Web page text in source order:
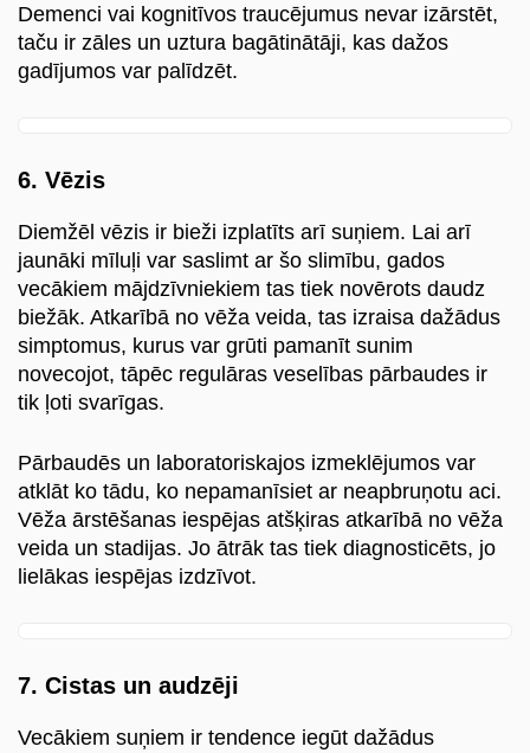
Demenci vai kognitīvos traucējumus nevar izārstēt,
taču ir zāles un uztura bagātinātāji, kas dažos
gadījumos var palīdzēt.
6. Vēzis
Diemžēl vēzis ir bieži izplatīts arī suņiem. Lai arī
jaunāki mīluļi var saslimt ar šo slimību, gados
vecākiem mājdzīvniekiem tas tiek novērots daudz
biežāk. Atkarībā no vēža veida, tas izraisa dažādus
simptomus, kurus var grūti pamanīt sunim
novecojot, tāpēc regulāras veselības pārbaudes ir
tik ļoti svarīgas.
Pārbaudēs un laboratoriskajos izmeklējumos var
atklāt ko tādu, ko nepamanīsiet ar neapbruņotu aci.
Vēža ārstēšanas iespējas atšķiras atkarībā no vēža
veida un stadijas. Jo ātrāk tas tiek diagnosticēts, jo
lielākas iespējas izdzīvot.
7. Cistas un audzēji
Vecākiem suņiem ir tendence iegūt dažādus